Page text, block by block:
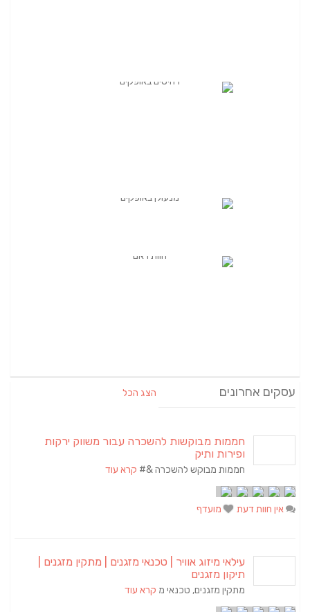
עסקים אחרונים הצג הכל
חממות מבוקשות להשכרה עבור משווק ירקות
ופירות ותיק
חממות מבוקש להשכרה &# קרא עוד
אין חוות דעת מועדף
עילאי מיזוג אוויר | טכנאי מזגנים | מתקין מזגנים |
תיקון מזגנים
מתקין מזגנים, טכנאי מ קרא עוד